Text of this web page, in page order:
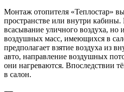
Монтаж отопителя «Теплостар»
пространстве или внутри
всасывание уличного воздуха, но
воздушных масс, имеющихся в
предполагает взятие воздуха из
авто, направление воздушных
они нагреваются. Впоследствии
в салон.